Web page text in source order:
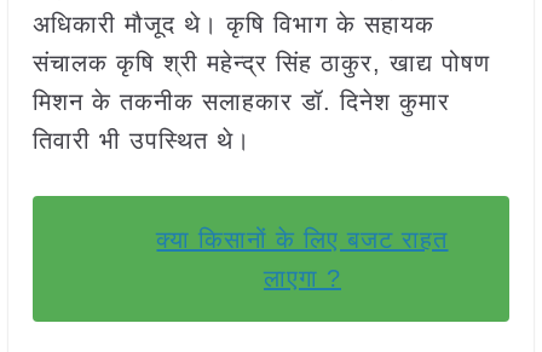
अधिकारी मौजूद थे। कृषि विभाग के सहायक
संचालक कृषि श्री महेन्द्र सिंह ठाकुर, खाद्य पोषण
मिशन के तकनीक सलाहकार डॉ. दिनेश कुमार
तिवारी भी उपस्थित थे।
क्या किसानों के लिए बजट राहत
लाएगा ?